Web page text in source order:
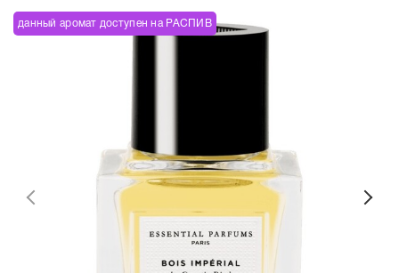
данный аромат доступен на РАСПИВ